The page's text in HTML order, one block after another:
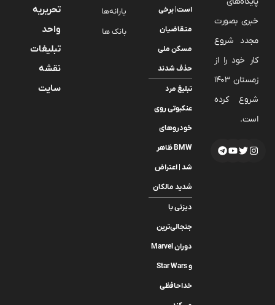
خبری بصورت
مجدد شروع
کار خود را از
زمستان 1403
شروع کرده
است.
است| برخی
متقاضیان
مسکن ملی
حذف شدند
تبلیغ مرد
عنکبوتی روی
خودروهای
BMW ظاهر
شد | اعتراض
شدید مالکان
دیزنی با
جنجالی‌ترین
دوران Marvel
و Star Wars
خداحافظی
یارانه‌ها
بانک ها
تحریریه
واحد
تبلیغات
نقشه
سایت